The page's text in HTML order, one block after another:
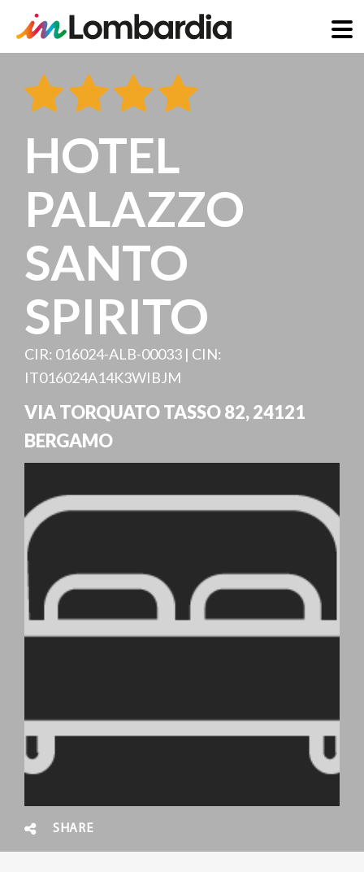
HOTEL
PALAZZO
SANTO
SPIRITO
CIR: 016024-ALB-00033 | CIN:
IT016024A14K3WIBJM
VIA TORQUATO TASSO 82,24121
BERGAMO
SHARE